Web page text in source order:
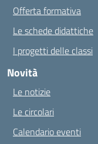
Offerta formativa
Le schede didattiche
I progetti delle classi
Novità
Le notizie
Le circolari
Calendario eventi